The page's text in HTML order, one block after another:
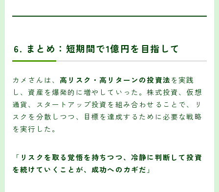
6. まとめ：短期間で1億円を目指して
カメさんは、 高リスク・高リターンの投資法を実践
し、資産を爆発的に増やしていった。株式投資、仮想
通貨、スタートアップ投資を組み合わせることで、リ
スクを分散しつつ、目標を達成するために必要な戦略
を実行した。
「 リスクを取る覚悟を持ちつつ、冷静に判断して投資
を続けていくことが、成功へのカギだ 」